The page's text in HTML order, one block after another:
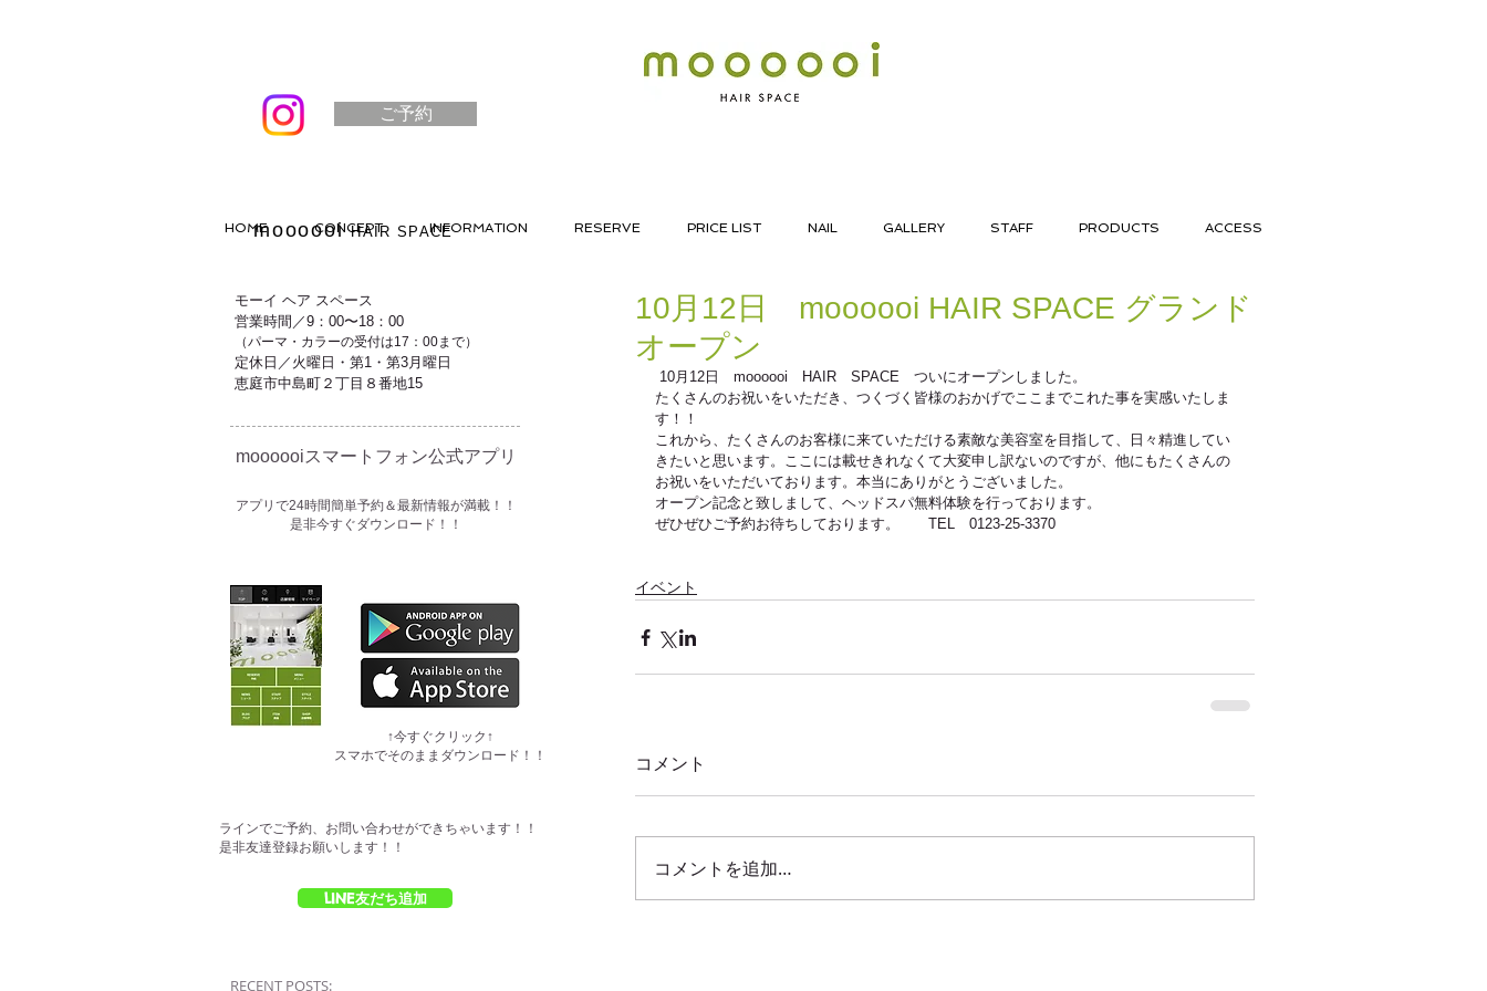
ご予約
HOME CONCEPT INFORMATION RESERVE PRICE LIST NAIL GALLERY STAFF PRODUCTS ACCESS
moooooiHAIR SPACE
モーイ ヘア スペース
営業時間／9：00〜18：00
（パーマ・カラーの受付は17：00まで）
定休日／火曜日・第1・第3月曜日
恵庭市中島町２丁目８番地15
moooooiスマートフォン公式アプリ​
​アプリで24時間簡単予約＆最新情報が満載！！
是非今すぐダウンロード！！
​↑今すぐクリック↑
スマホでそのままダウンロード！！
ラインでご予約、お問い合わせができちゃいます！！
是非友達登録お願いします！！
LINE友だち追加
RECENT POSTS:
10月12日 moooooi HAIR SPACE グランド
オープン
10月12日　moooooi　HAIR　SPACE　ついにオープンしました。
たくさんのお祝いをいただき、つくづく皆様のおかげでここまでこれた事を実感いたしま
す！！
これから、たくさんのお客様に来ていただける素敵な美容室を目指して、日々精進してい
きたいと思います。ここには載せきれなくて大変申し訳ないのですが、他にもたくさんの
お祝いをいただいております。本当にありがとうございました。
オープン記念と致しまして、ヘッドスパ無料体験を行っております。
ぜひぜひご予約お待ちしております。　　TEL　0123-25-3370
イベント
コメント
コメントを追加…